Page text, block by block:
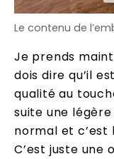
Le contenu de
Je prends
dois dire qu’il
qualité au
suite une
normal et c’est
C’est juste une